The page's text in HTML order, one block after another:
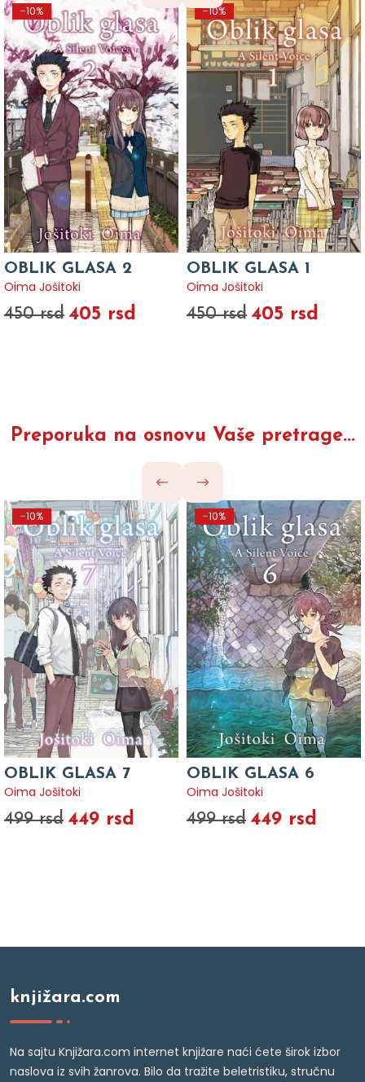
-10%
OBLIK GLASA 2
Oima Jošitoki
450 rsd 405 rsd
-10%
OBLIK GLASA 1
Oima Jošitoki
450 rsd 405 rsd
Preporuka na osnovu Vaše pretrage...
-10%
OBLIK GLASA 7
Oima Jošitoki
499 rsd 449 rsd
-10%
OBLIK GLASA 6
Oima Jošitoki
499 rsd 449 rsd
knjižara.com
Na sajtu Knjižara.com internet knjižare naći ćete širok izbor
naslova iz svih žanrova. Bilo da tražite beletristiku, stručnu